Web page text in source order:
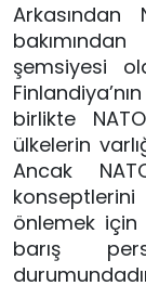
Arkasından
şemsiyesi
birlikte
ülkelerin
Ancak
önlemek için
barış